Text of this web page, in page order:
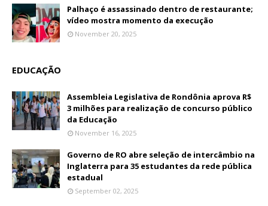
Palhaço é assassinado dentro de restaurante;
vídeo mostra momento da execução
November 20, 2025
EDUCAÇÃO
Assembleia Legislativa de Rondônia aprova R$
3 milhões para realização de concurso público
da Educação
November 16, 2025
Governo de RO abre seleção de intercâmbio na
Inglaterra para 35 estudantes da rede pública
estadual
September 02, 2025